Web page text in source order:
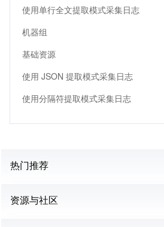
使用单行全文提取模式采集日志
机器组
基础资源
使用 JSON 提取模式采集日志
使用分隔符提取模式采集日志
热门推荐
资源与社区